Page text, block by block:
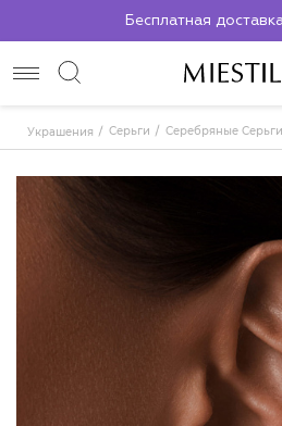
Бесплатная
По всей России до
Украшения Серьги Серебряные